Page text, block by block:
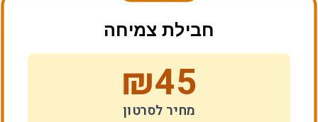
חבילת צמיחה
₪45
מחיר לסרטון